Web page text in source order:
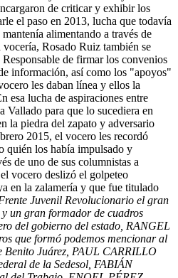
de criticar y exhibir los
el paso en 2013, lucha que todavía
alimentando a través de
Rosado Ruiz también se
de firmar los convenios
información, así como los "apoyos"
les daban línea y ellos la
esa lucha de aspiraciones entre
Vallado para que lo sucediera en
la piedra del zapato y adversario
2015, el vocero les recordó
quién los había impulsado y
de uno de sus columnistas a
vocero deslizó el golpeteo
en la zalamería y que fue titulado
Juvenil Revolucionario el gran
un gran formador de cuadros
del gobierno del estado, RANGEL
que formó podemos mencionar al
Benito Juárez, PAUL CARRILLO
de la Sedesol, FABIÁN